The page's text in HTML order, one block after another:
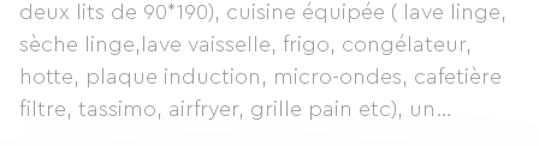
deux lits de 90*190), cuisine équipée ( lave linge,
sèche linge,lave vaisselle, frigo, congélateur,
hotte, plaque induction, micro-ondes, cafetière
filtre, tassimo, airfryer, grille pain etc), un